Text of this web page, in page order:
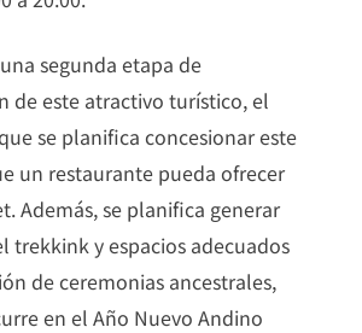
segunda etapa de
de este atractivo turístico, el
se planifica concesionar este
un restaurante pueda ofrecer
Además, se planifica generar
trekkink y espacios adecuados
de ceremonias ancestrales,
en el Año Nuevo Andino